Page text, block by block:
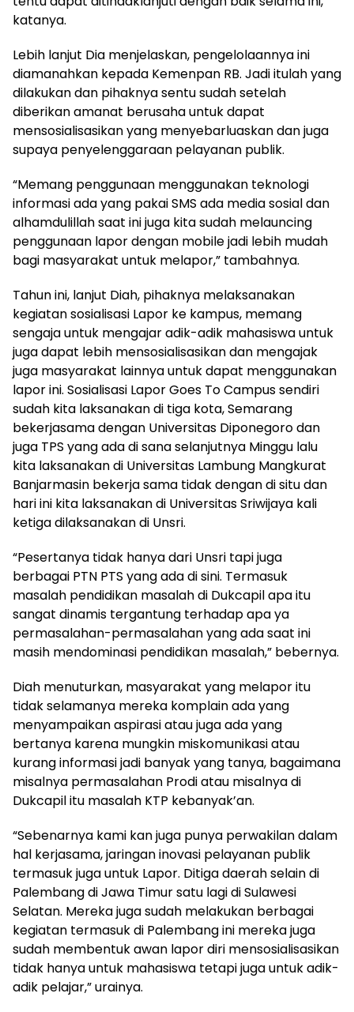
katanya.
Lebih lanjut Dia menjelaskan, pengelolaannya ini
diamanahkan kepada Kemenpan RB. Jadi itulah yang
dilakukan dan pihaknya sentu sudah setelah
diberikan amanat berusaha untuk dapat
mensosialisasikan yang menyebarluaskan dan juga
supaya penyelenggaraan pelayanan publik.
“Memang penggunaan menggunakan teknologi
informasi ada yang pakai SMS ada media sosial dan
alhamdulillah saat ini juga kita sudah melauncing
penggunaan lapor dengan mobile jadi lebih mudah
bagi masyarakat untuk melapor,” tambahnya.
Tahun ini, lanjut Diah, pihaknya melaksanakan
kegiatan sosialisasi Lapor ke kampus, memang
sengaja untuk mengajar adik-adik mahasiswa untuk
juga dapat lebih mensosialisasikan dan mengajak
juga masyarakat lainnya untuk dapat menggunakan
lapor ini. Sosialisasi Lapor Goes To Campus sendiri
sudah kita laksanakan di tiga kota, Semarang
bekerjasama dengan Universitas Diponegoro dan
juga TPS yang ada di sana selanjutnya Minggu lalu
kita laksanakan di Universitas Lambung Mangkurat
Banjarmasin bekerja sama tidak dengan di situ dan
hari ini kita laksanakan di Universitas Sriwijaya kali
ketiga dilaksanakan di Unsri.
“Pesertanya tidak hanya dari Unsri tapi juga
berbagai PTN PTS yang ada di sini. Termasuk
masalah pendidikan masalah di Dukcapil apa itu
sangat dinamis tergantung terhadap apa ya
permasalahan-permasalahan yang ada saat ini
masih mendominasi pendidikan masalah,” bebernya.
Diah menuturkan, masyarakat yang melapor itu
tidak selamanya mereka komplain ada yang
menyampaikan aspirasi atau juga ada yang
bertanya karena mungkin miskomunikasi atau
kurang informasi jadi banyak yang tanya, bagaimana
misalnya permasalahan Prodi atau misalnya di
Dukcapil itu masalah KTP kebanyak’an.
“Sebenarnya kami kan juga punya perwakilan dalam
hal kerjasama, jaringan inovasi pelayanan publik
termasuk juga untuk Lapor. Ditiga daerah selain di
Palembang di Jawa Timur satu lagi di Sulawesi
Selatan. Mereka juga sudah melakukan berbagai
kegiatan termasuk di Palembang ini mereka juga
sudah membentuk awan lapor diri mensosialisasikan
tidak hanya untuk mahasiswa tetapi juga untuk adik-
adik pelajar,” urainya.